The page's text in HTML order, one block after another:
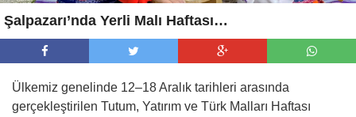
Şalpazarı’nda Yerli Malı Haftası…
Ülkemiz genelinde 12–18 Aralık tarihleri arasında
gerçekleştirilen Tutum, Yatırım ve Türk Malları Haftası